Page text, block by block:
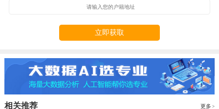
立即获取
相关推荐 更多